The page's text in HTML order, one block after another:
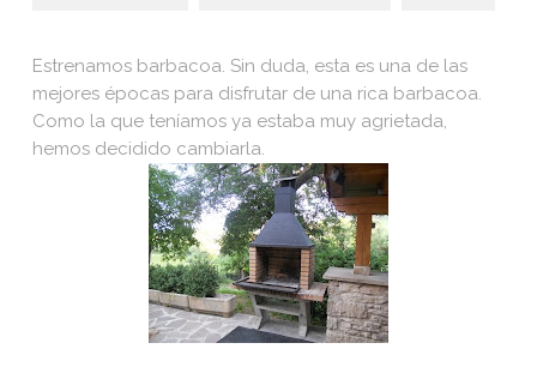
Estrenamos barbacoa. Sin duda, esta es una de las
mejores épocas para disfrutar de una rica barbacoa.
Como la que teníamos ya estaba muy agrietada,
hemos decidido cambiarla.